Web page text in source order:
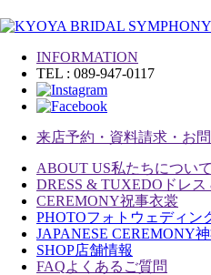
INFORMATION
TEL : 089-947-0117
来店予約・資料請求・お
ABOUT US私たちについて
DRESS & TUXEDO ドレ
CEREMONY祝事衣裳
PHOTOフォトウェディン
JAPANESE CEREMONY
SHOP店舗情報
FAQよくあるご質問